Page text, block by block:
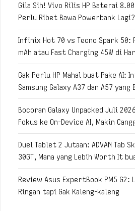
Gila Sih! Vivo Rilis HP Baterai
Perlu Ribet Bawa Powerbank Lagi?
Infinix Hot 70 vs Tecno Spark 50:
mAh atau Fast Charging 45W di
Gak Perlu HP Mahal buat Pake AI:
Samsung Galaxy A37 dan A57
Bocoran Galaxy Unpacked Juli
Fokus ke On-Device AI, Makin
Duel Tablet 2 Jutaan: ADVAN Tab
30GT, Mana yang Lebih Worth It
Review Asus ExpertBook PM5 G2:
Ringan tapi Gak Kaleng-kaleng